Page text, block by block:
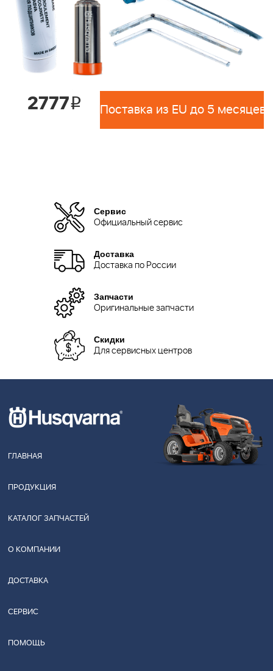
2777i Поставка из EU до 5 месяцев
Сервис
Официальный сервис
Доставка
Доставка по России
Запчасти
Оригинальные запчасти
Скидки
Для сервисных центров
ГЛАВНАЯ
ПРОДУКЦИЯ
КАТАЛОГ ЗАПЧАСТЕЙ
О КОМПАНИИ
ДОСТАВКА
СЕРВИС
ПОМОЩЬ